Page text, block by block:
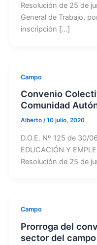
Resolución de 25 de
General de Trabajo,
inscripción […]
Campo
Convenio
Comunidad
Alberto /10 julio, 2020
D.O.E. Nº 125 de 30/
EDUCACIÓN Y
Resolución de 25 de
Campo
Prorroga del
sector del